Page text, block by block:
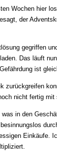
Wochen hier
der
gegriffen
Das läuft
ist
zurückgreifen
nicht fertig
in den
Einkäufe.